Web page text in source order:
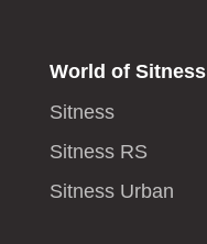
World of Sitness
Sitness
Sitness RS
Sitness Urban